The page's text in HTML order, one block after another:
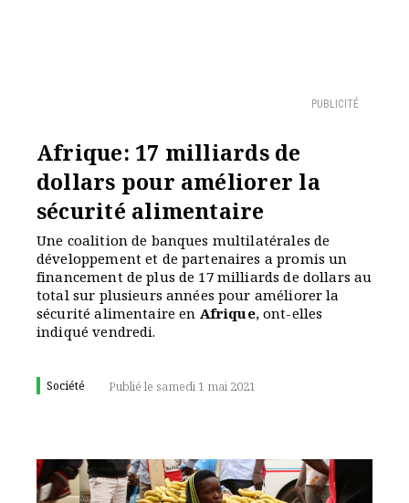
PUBLICITÉ
Afrique: 17 milliards de
dollars pour améliorer la
sécurité alimentaire
Une coalition de banques multilatérales de
développement et de partenaires a promis un
financement de plus de 17 milliards de dollars au
total sur plusieurs années pour améliorer la
sécurité alimentaire en Afrique, ont-elles
indiqué vendredi.
Société Publié le samedi 1 mai 2021